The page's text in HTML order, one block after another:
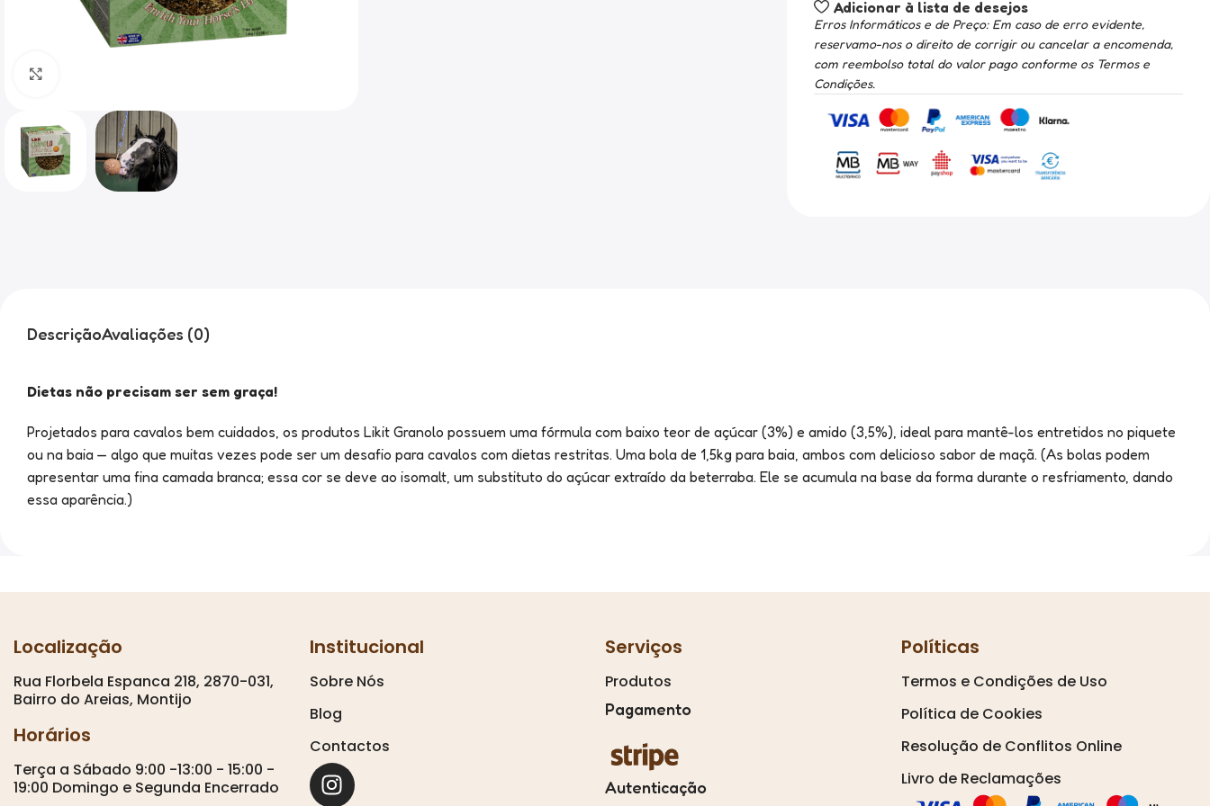
Adicionar à lista de desejos
Erros Informáticos e de Preço: Em caso de erro evidente,
reservamo-nos o direito de corrigir ou cancelar a encomenda,
com reembolso total do valor pago conforme os Termos e
Condições.
DescriçãoAvaliações (0)
Dietas não precisam ser sem graça!
Projetados para cavalos bem cuidados, os produtos Likit Granolo possuem uma fórmula com baixo teor de açúcar (3%) e amido (3,5%), ideal para mantê-los entretidos no piquete
ou na baia — algo que muitas vezes pode ser um desafio para cavalos com dietas restritas. Uma bola de 1,5kg para baia, ambos com delicioso sabor de maçã. (As bolas podem
apresentar uma fina camada branca; essa cor se deve ao isomalt, um substituto do açúcar extraído da beterraba. Ele se acumula na base da forma durante o resfriamento, dando
essa aparência.)
Localização
Rua Florbela Espanca 218, 2870-031,
Bairro do Areias, Montijo
Horários
Terça a Sábado 9:00 -13:00 - 15:00 -
19:00 Domingo e Segunda Encerrado
Institucional
Sobre Nós
Blog
Contactos
Serviços
Produtos
Pagamento
Autenticação
Políticas
Termos e Condições de Uso
Política de Cookies
Resolução de Conflitos Online
Livro de Reclamações